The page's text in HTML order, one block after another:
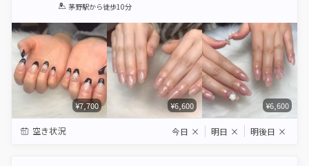
1 2 3 4 5
茅野駅から徒歩10分
¥7,700 ¥6,600 ¥6,600
空き状況 今日 × 明日 × 明後日 ×